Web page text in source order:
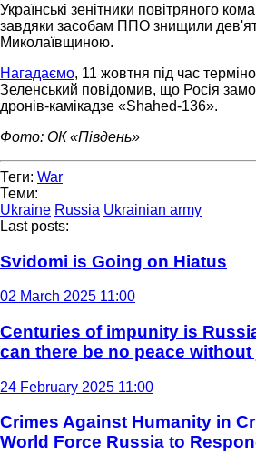
Українські зенітники повітряного
завдяки засобам ППО знищили
Миколаївщиною.
Нагадаємо, 11 жовтня під час
Зеленський повідомив, що Росія
дронів-камікадзе «Shahed-136».
Фото: ОК «Південь»
Теги: War
Теми:
Ukraine Russia Ukrainian army
Last posts:
Svidomi is Going on Hiatus
02 March 2025 11:00
Centuries of impunity is
can there be no peace
24 February 2025 11:00
Crimes Against Humanity in
World Force Russia to